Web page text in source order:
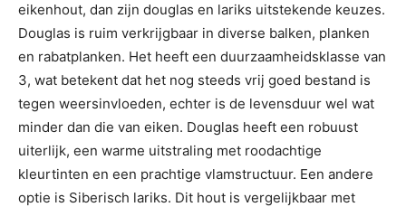
eikenhout, dan zijn douglas en lariks uitstekende keuzes.
Douglas is ruim verkrijgbaar in diverse balken, planken
en rabatplanken. Het heeft een duurzaamheidsklasse van
3, wat betekent dat het nog steeds vrij goed bestand is
tegen weersinvloeden, echter is de levensduur wel wat
minder dan die van eiken. Douglas heeft een robuust
uiterlijk, een warme uitstraling met roodachtige
kleurtinten en een prachtige vlamstructuur. Een andere
optie is Siberisch lariks. Dit hout is vergelijkbaar met